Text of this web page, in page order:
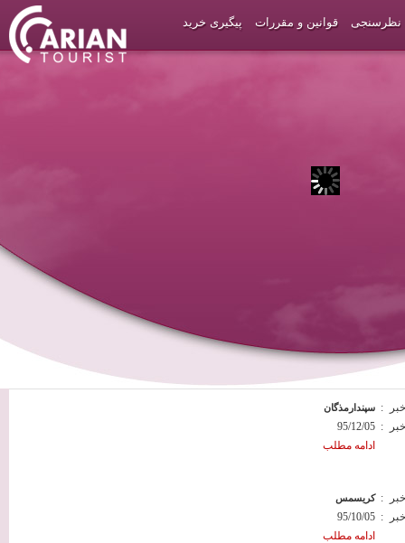
نظرسنجی قوانین و مقررات پیگیری خرید
سپندارمذگان :
95/12/05 :
ادامه مطلب
کریسمس :
95/10/05 :
ادامه مطلب